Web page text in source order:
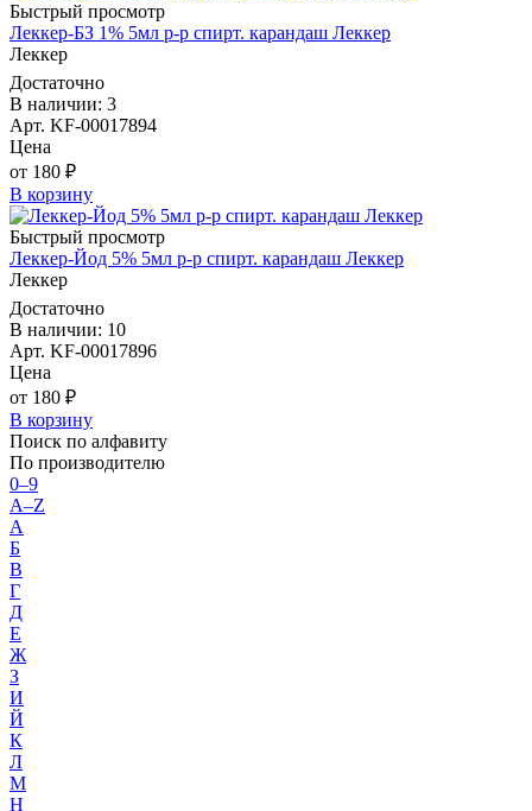
Быстрый просмотр
Леккер-БЗ 1% 5мл р-р спирт. карандаш Леккер
Леккер
Достаточно
В наличии: 3
Арт. KF-00017894
Цена
от 180 ₽
В корзину
Быстрый просмотр
Леккер-Йод 5% 5мл р-р спирт. карандаш Леккер
Леккер
Достаточно
В наличии: 10
Арт. KF-00017896
Цена
от 180 ₽
В корзину
Поиск по алфавиту
По производителю
0–9
A–Z
А
Б
В
Г
Д
Е
Ж
З
И
Й
К
Л
М
Н